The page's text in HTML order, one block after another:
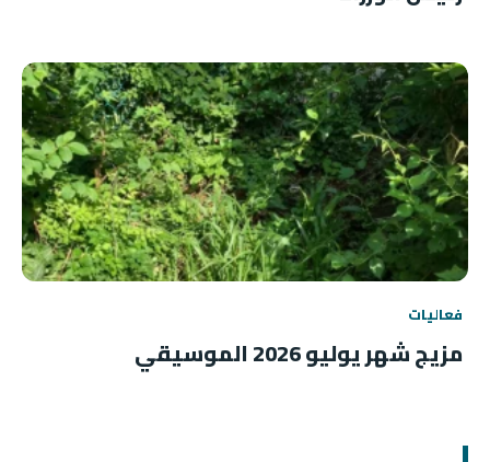
فعاليات
مزيج شهر يوليو 2026 الموسيقي